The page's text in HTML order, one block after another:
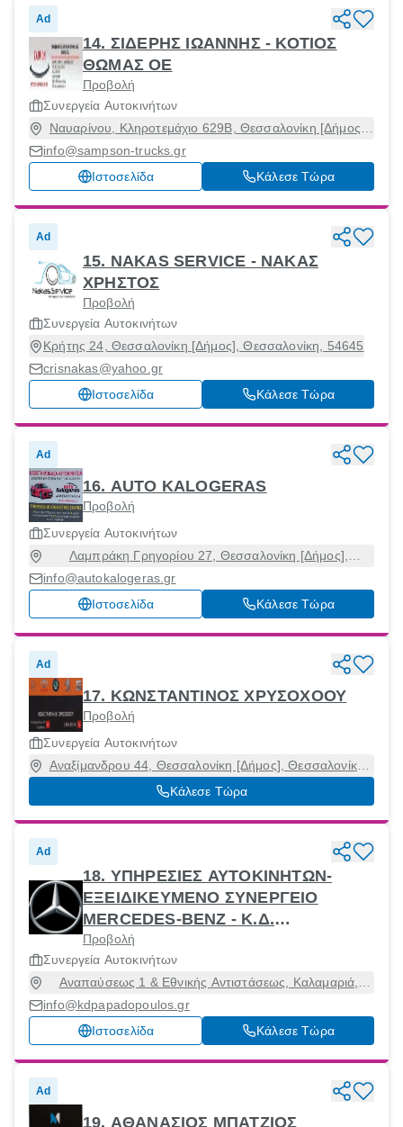
Ad
14. ΣΙΔΕΡΗΣ ΙΩΑΝΝΗΣ - ΚΟΤΙΟΣ
ΘΩΜΑΣ ΟΕ
Προβολή
Συνεργεία Αυτοκινήτων
Ναυαρίνου, Κληροτεμάχιο 629Β, Θεσσαλονίκη [Δήμος],
Θεσσαλονίκη, 57009
info@sampson-trucks.gr
Ιστοσελίδα
Κάλεσε Τώρα
Ad
15. NAKAS SERVICE - NAΚΑΣ
ΧΡΗΣΤΟΣ
Προβολή
Συνεργεία Αυτοκινήτων
Κρήτης 24, Θεσσαλονίκη [Δήμος], Θεσσαλονίκη, 54645
crisnakas@yahoo.gr
Ιστοσελίδα
Κάλεσε Τώρα
Ad
16. AUTO KALOGERAS
Προβολή
Συνεργεία Αυτοκινήτων
Λαμπράκη Γρηγορίου 27, Θεσσαλονίκη [Δήμος],
Θεσσαλονίκη, 54639
info@autokalogeras.gr
Ιστοσελίδα
Κάλεσε Τώρα
Ad
17. ΚΩΝΣΤΑΝΤΙΝΟΣ ΧΡΥΣΟΧΟΟΥ
Προβολή
Συνεργεία Αυτοκινήτων
Αναξίμανδρου 44, Θεσσαλονίκη [Δήμος], Θεσσαλονίκη,
54250
Κάλεσε Τώρα
Ad
18. ΥΠΗΡΕΣΙΕΣ ΑΥΤΟΚΙΝΗΤΩΝ-
ΕΞΕΙΔΙΚΕΥΜΕΝΟ ΣΥΝΕΡΓΕΙΟ
MERCEDES-BENZ - Κ.Δ.
ΠΑΠΑΔΟΠΟΥΛΟΣ ΑΕ
Προβολή
Συνεργεία Αυτοκινήτων
Αναπαύσεως 1 & Εθνικής Αντιστάσεως, Καλαμαριά,
Θεσσαλονίκη, 55134
info@kdpapadopoulos.gr
Ιστοσελίδα
Κάλεσε Τώρα
Ad
19. ΑΘΑΝΑΣΙΟΣ ΜΠΑΤΖΙΟΣ